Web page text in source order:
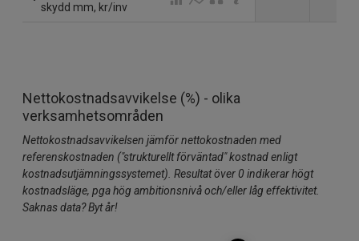
skydd mm, kr/inv
Nettokostnadsavvikelse (%) - olika
verksamhetsområden
Nettokostnadsavvikelsen jämför nettokostnaden med
referenskostnaden ("strukturellt förväntad" kostnad enligt
kostnadsutjämningssystemet). Resultat över 0 indikerar högt
kostnadsläge, pga hög ambitionsnivå och/eller låg effektivitet.
Saknas data? Byt år!